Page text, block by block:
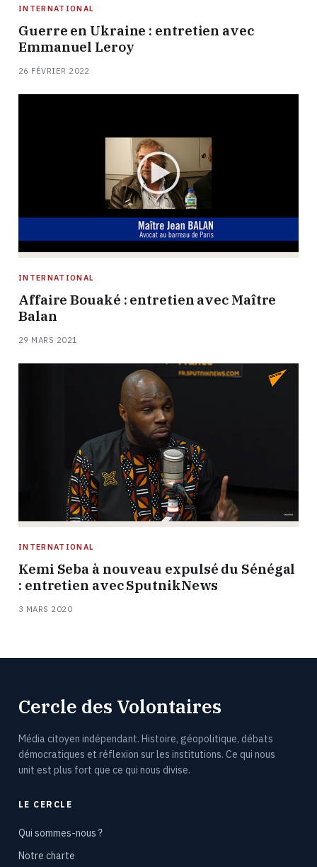
INTERNATIONAL
Guerre en Ukraine : entretien avec
Emmanuel Leroy
26 FÉVRIER 2022
INTERNATIONAL
Affaire Bouaké : entretien avec Maître
Balan
29 MARS 2021
INTERNATIONAL
Kemi Seba à nouveau expulsé du Sénégal
: entretien avec SputnikNews
3 MARS 2020
Cercle des Volontaires
Média citoyen indépendant. Histoire, géopolitique, débats
démocratiques et réflexion sur les institutions. Ce qui nous
unit est plus fort que ce qui nous divise.
LE CERCLE
Qui sommes-nous ?
Notre charte